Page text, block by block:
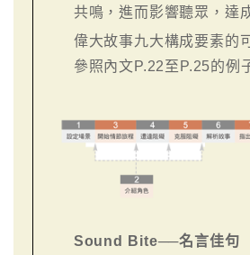
共鳴，進而影響聽眾，達
偉大故事九大構成要素的
參照內文P.22至P.25的例
Sound Bite──名言佳句